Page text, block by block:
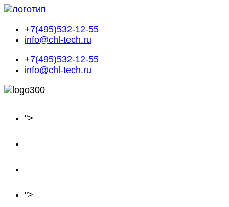
+7(495)532-12-55
info@chl-tech.ru
+7(495)532-12-55
info@chl-tech.ru
">
">